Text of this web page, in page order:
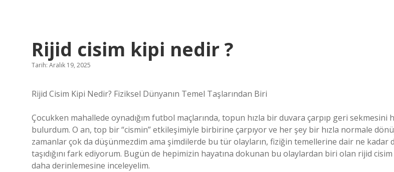
Rijid cisim kipi nedir ?
Tarih: Aralık 19, 2025
Rijid Cisim Kipi Nedir? Fiziksel Dünyanın Temel Taşlarından Biri
Çocukken mahallede oynadığım futbol maçlarında, topun hızla bir duvara çarpıp geri sekmesini
bulurdum. O an, top bir “cismin” etkileşimiyle birbirine çarpıyor ve her şey bir hızla normale
zamanlar çok da düşünmezdim ama şimdilerde bu tür olayların, fiziğin temellerine dair ne kadar
taşıdığını fark ediyorum. Bugün de hepimizin hayatına dokunan bu olaylardan biri olan rijid
daha derinlemesine inceleyelim.